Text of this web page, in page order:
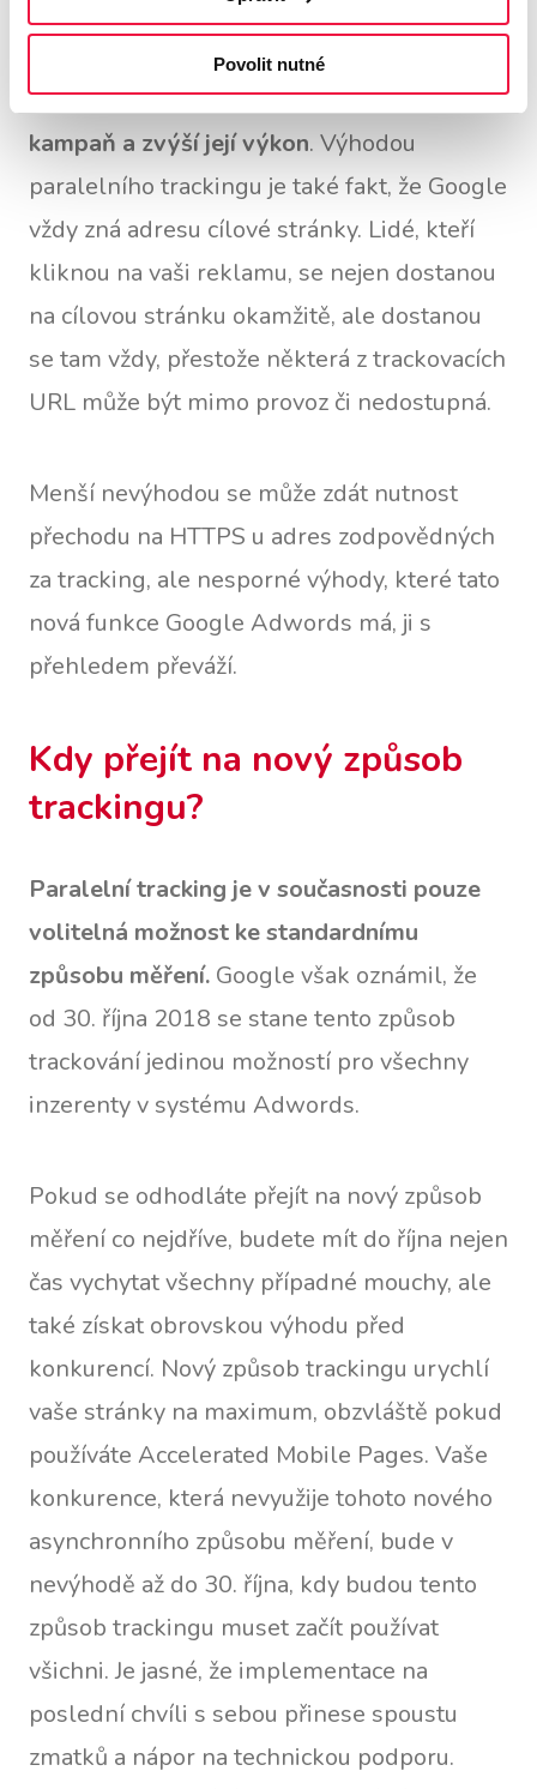
Povolit nutné
Rychlé načítání stránky vám pomůže získat
cenné body u Google a zlepšit skóre
kvality, což sníží náklady na vaši reklamní
kampaň a zvýší její výkon. Výhodou
paralelního trackingu je také fakt, že Google
vždy zná adresu cílové stránky. Lidé, kteří
kliknou na vaši reklamu, se nejen dostanou
na cílovou stránku okamžitě, ale dostanou
se tam vždy, přestože některá z trackovacích
URL může být mimo provoz či nedostupná.
Menší nevýhodou se může zdát nutnost
přechodu na HTTPS u adres zodpovědných
za tracking, ale nesporné výhody, které tato
nová funkce Google Adwords má, ji s
přehledem převáží.
Kdy přejít na nový způsob
trackingu?
Paralelní tracking je v současnosti pouze
volitelná možnost ke standardnímu
způsobu měření. Google však oznámil, že
od 30. října 2018 se stane tento způsob
trackování jedinou možností pro všechny
inzerenty v systému Adwords.
Pokud se odhodláte přejít na nový způsob
měření co nejdříve, budete mít do října nejen
čas vychytat všechny případné mouchy, ale
také získat obrovskou výhodu před
konkurencí. Nový způsob trackingu urychlí
vaše stránky na maximum, obzvláště pokud
používáte Accelerated Mobile Pages. Vaše
konkurence, která nevyužije tohoto nového
asynchronního způsobu měření, bude v
nevýhodě až do 30. října, kdy budou tento
způsob trackingu muset začít používat
všichni. Je jasné, že implementace na
poslední chvíli s sebou přinese spoustu
zmatků a nápor na technickou podporu.